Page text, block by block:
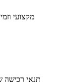
מקצועי
תנאי רכישה